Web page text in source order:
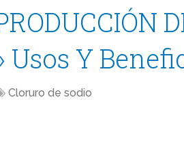
Usos Y
Cloruro de sodio